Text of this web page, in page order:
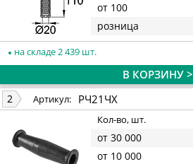
от 100
розница
на складе 2 439 шт.
В КОРЗИНУ >
2 Артикул: РЧ21ЧХ
Кол-во, шт.
от 30 000
от 10 000